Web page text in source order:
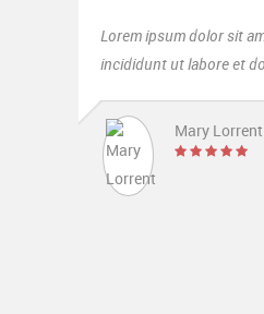
Lorem ipsum dolor sit
incididunt ut labore et
Mary Lorrent